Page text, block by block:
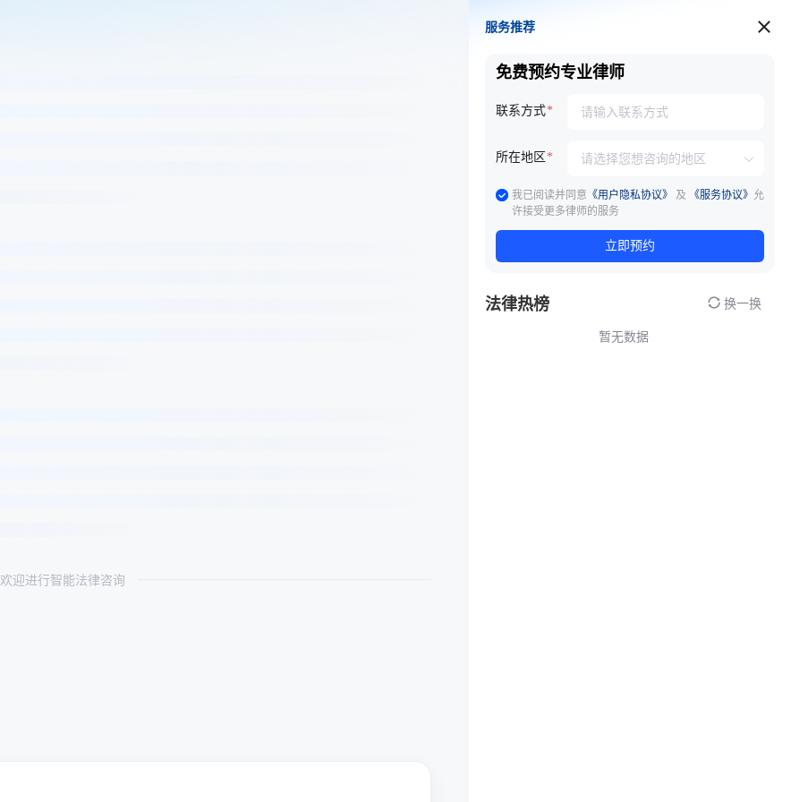
欢迎进行智能法律咨询
服务推荐
服务推荐
免费预约专业律师
联系方式
所在地区
我已阅读并同意 《用户隐私协议》 及 《服务协议》 允
许接受更多律师的服务
立即预约
法律热榜 换一换
暂无数据